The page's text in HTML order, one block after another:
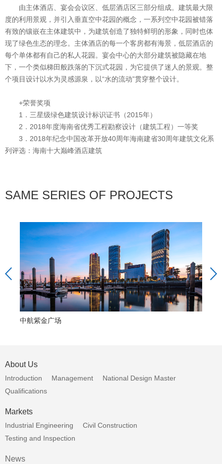
由主体酒店、宴会会议区、低层酒店区三部分组成。建筑最大限
度的利用景观，并引入垂直空中花园的概念，一系列空中花园被错落
有致的镶嵌在主体建筑中，为建筑创造了独特鲜明的形象，同时也体
现了绿色生态的理念。主体酒店的每一个客房都有海景，低层酒店的
每个单体都有自己的私人花园。宴会中心的大部分建筑被隐藏在地
下，一个类似梯田般跌落的下沉式花园，为它提供了迷人的景观。整
个项目设计以水为灵感源泉，以“水的流动”贯穿整个设计。
+荣誉奖项
1．三星级绿色建筑设计标识证书（2015年）
2．2018年度海南省优秀工程勘察设计（建筑工程）一等奖
3．2018年纪念中国改革开放40周年海南建省30周年建筑文化系
列评选：海南十大巅峰酒店建筑
SAME SERIES OF PROJECTS
中航紫金广场
About Us
Introduction Management
National Design Master
Qualifications
Markets
Industrial Engineering
Civil Construction
Testing and Inspection
News